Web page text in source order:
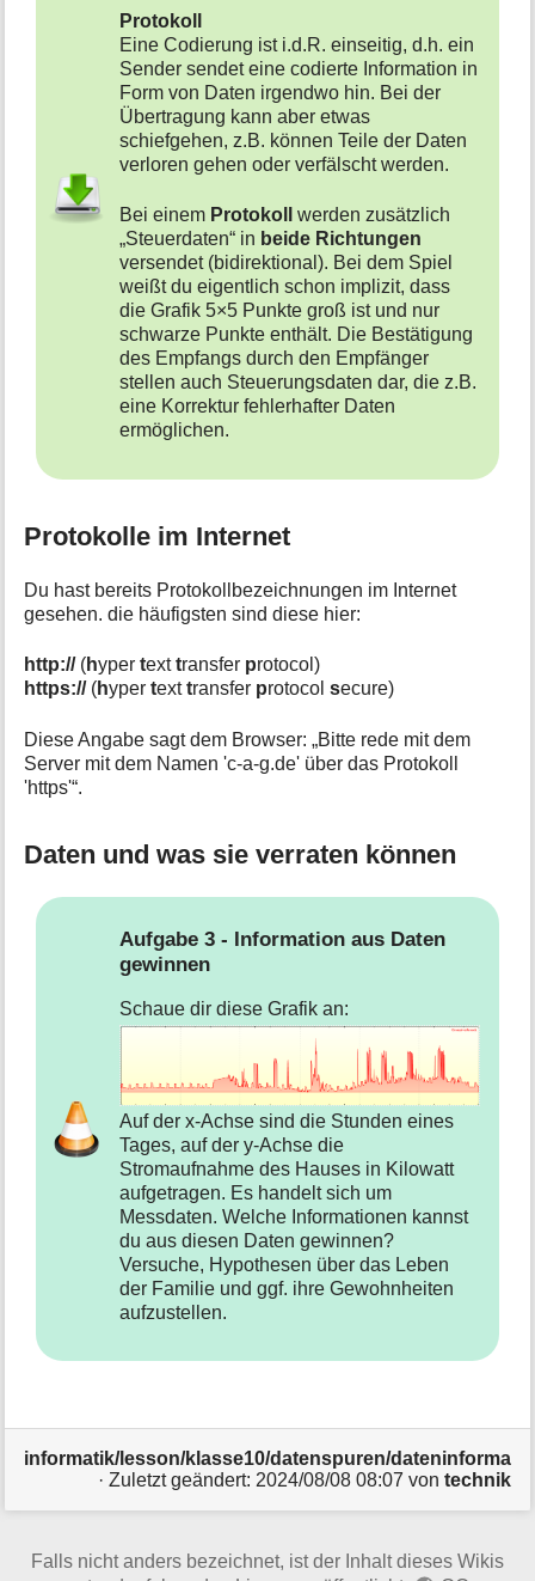
Protokoll
Eine Codierung ist i.d.R. einseitig, d.h. ein
Sender sendet eine codierte Information in
Form von Daten irgendwo hin. Bei der
Übertragung kann aber etwas
schiefgehen, z.B. können Teile der Daten
verloren gehen oder verfälscht werden.
Bei einem Protokoll
werden zusätzlich
„Steuerdaten“ in beide Richtungen
versendet (bidirektional). Bei dem Spiel
weißt du eigentlich schon implizit, dass
die Grafik 5×5 Punkte groß ist und nur
schwarze Punkte enthält. Die Bestätigung
des Empfangs durch den Empfänger
stellen auch Steuerungsdaten dar, die z.B.
eine Korrektur fehlerhafter Daten
ermöglichen.
Protokolle im Internet
Du hast bereits Protokollbezeichnungen im Internet
gesehen. die häufigsten sind diese hier:
http://(hypertexttransfer protocol)
https://(hypertexttransfer protocolsecure)
Diese Angabe sagt dem Browser: „Bitte rede mit dem
Server mit dem Namen 'c-a-g.de' über das Protokoll
'https'“.
Daten und was sie verraten können
Aufgabe 3 - Information aus Daten
gewinnen
Schaue dir diese Grafik an:
Auf der x-Achse sind die Stunden eines
Tages, auf der y-Achse die
Stromaufnahme des Hauses in Kilowatt
aufgetragen. Es handelt sich um
Messdaten. Welche Informationen kannst
du aus diesen Daten gewinnen?
Versuche, Hypothesen über das Leben
der Familie und ggf. ihre Gewohnheiten
aufzustellen.
informatik/lesson/klasse10/datenspuren/
· Zuletzt geändert: 2024/08/08 08:07 von technik
Falls nicht anders bezeichnet, ist der Inhalt dieses Wikis